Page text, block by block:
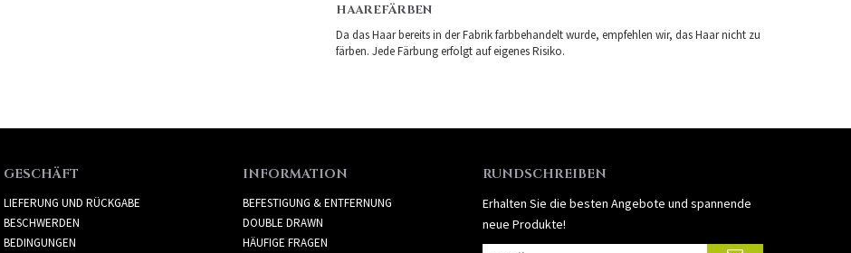
HAAREFÄRBEN
Da das Haar bereits in der Fabrik farbbehandelt wurde, empfehlen wir, das Haar nicht zu
färben. Jede Färbung erfolgt auf eigenes Risiko.
GESCHÄFT
LIEFERUNG UND RÜCKGABE
BESCHWERDEN
BEDINGUNGEN
INFORMATION
BEFESTIGUNG & ENTFERNUNG
DOUBLE DRAWN
HÄUFIGE FRAGEN
RUNDSCHREIBEN
Erhalten Sie die besten Angebote und spannende
neue Produkte!